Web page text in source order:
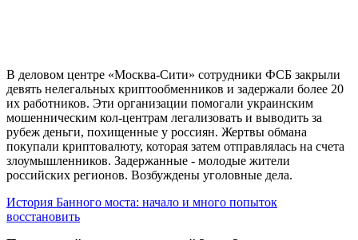
В деловом центре «Москва-Сити» сотрудники ФСБ закрыли
девять нелегальных криптообменников и задержали более 20
их работников. Эти организации помогали украинским
мошенническим кол-центрам легализовать и выводить за
рубеж деньги, похищенные у россиян. Жертвы обмана
покупали криптовалюту, которая затем отправлялась на счета
злоумышленников. Задержанные - молодые жители
российских регионов. Возбуждены уголовные дела.
История Банного моста: начало и много попыток
восстановить